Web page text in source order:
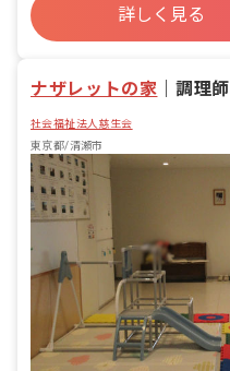
福利厚生充実
未経験歓迎
詳しく見る
ナザレットの家 ｜調理師
社会福祉法人慈生会
東京都/清瀬市